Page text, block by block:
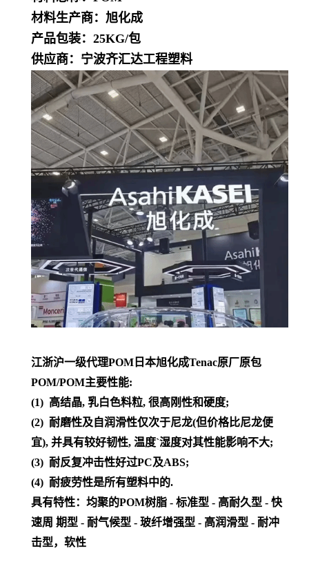
材料生产商：旭化成
产品包装：25KG/包
供应商：宁波齐汇达工程塑料
江浙沪一级代理POM日本旭化成Tenac原厂原包
POM/POM主要性能:
(1) 高结晶, 乳白色料粒, 很高刚性和硬度;
(2) 耐磨性及自润滑性仅次于尼龙(但价格比尼龙便
宜), 并具有较好韧性, 温度`湿度对其性能影响不大;
(3) 耐反复冲击性好过PC及ABS;
(4) 耐疲劳性是所有塑料中的.
具有特性：均聚的POM树脂 - 标准型 - 高耐久型 - 快
速周 期型 - 耐气候型 - 玻纤增强型 - 高润滑型 - 耐冲
击型，软性